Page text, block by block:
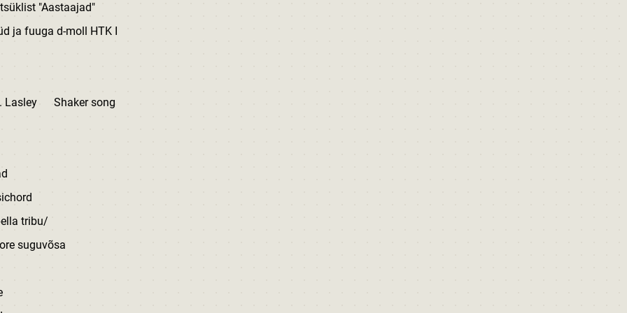
"Aastaajad"
ja fuuga d-moll HTK I
Shaker song